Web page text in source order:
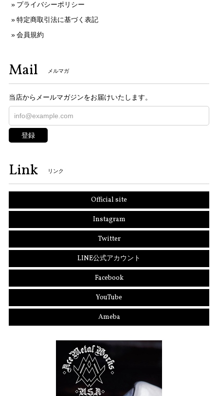
プライバシーポリシー
特定商取引法に基づく表記
会員規約
Mail メルマガ
当店からメールマガジンをお届けいたします。
登録
Link リンク
Official site
Instagram
Twitter
LINE公式アカウント
Facebook
YouTube
Ameba